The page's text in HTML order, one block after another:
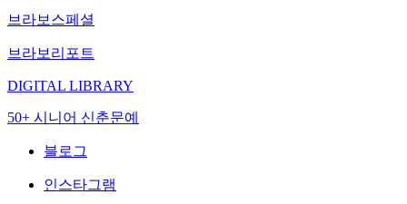
브라보스페셜
브라보리포트
DIGITAL LIBRARY
50+ 시니어 신춘문예
블로그
인스타그램